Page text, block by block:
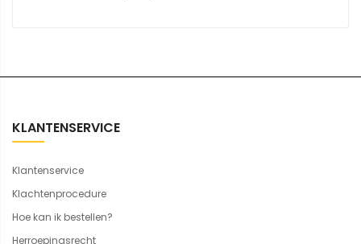
KLANTENSERVICE
Klantenservice
Klachtenprocedure
Hoe kan ik bestellen?
Herroepingsrecht